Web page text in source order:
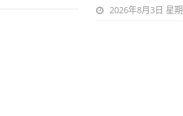
2026年8月3日 星